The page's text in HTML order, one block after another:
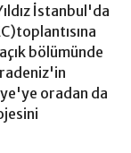
İstanbul'da
bölümünde
oradan da